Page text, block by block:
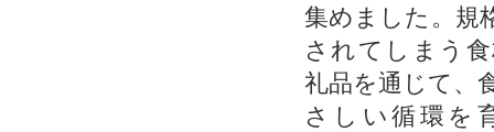
集めました。規
されてしまう
礼品を通じて、
さしい循環を